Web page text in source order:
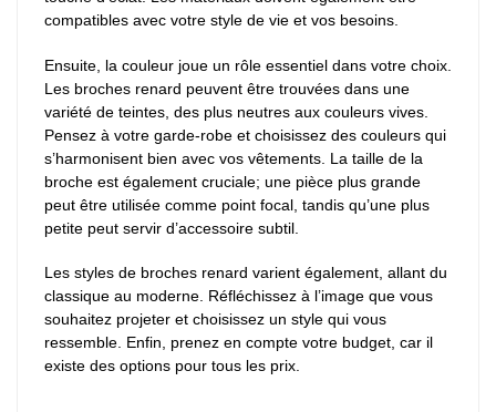
compatibles avec votre style de vie et vos besoins.
Ensuite, la couleur joue un rôle essentiel dans votre choix.
Les broches renard peuvent être trouvées dans une
variété de teintes, des plus neutres aux couleurs vives.
Pensez à votre garde-robe et choisissez des couleurs qui
s’harmonisent bien avec vos vêtements. La taille de la
broche est également cruciale; une pièce plus grande
peut être utilisée comme point focal, tandis qu’une plus
petite peut servir d’accessoire subtil.
Les styles de broches renard varient également, allant du
classique au moderne. Réfléchissez à l’image que vous
souhaitez projeter et choisissez un style qui vous
ressemble. Enfin, prenez en compte votre budget, car il
existe des options pour tous les prix.